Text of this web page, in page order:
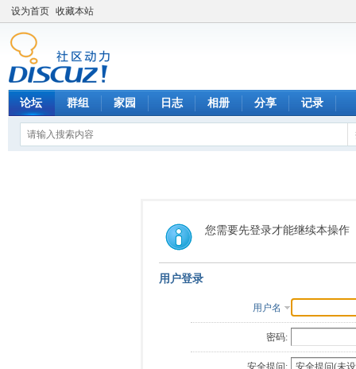
设为首页 收藏本站
论坛 群组 家园 日志 相册 分享 记录
您需要先登录才能继续本操作
用户登录
用户名
密码:
安全提问: